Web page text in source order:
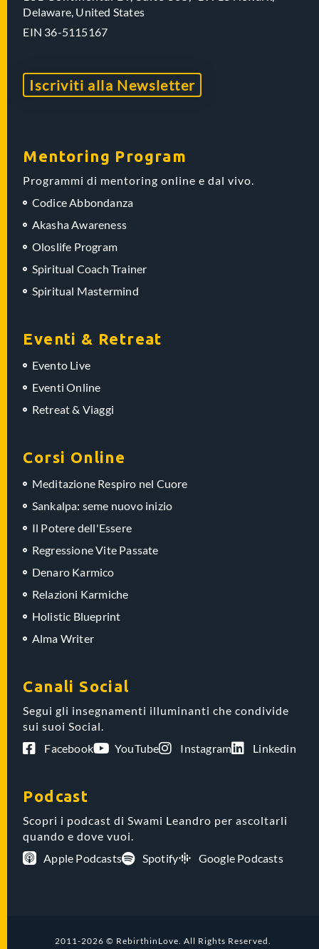
Delaware, United States
EIN 36-5115167
Iscriviti alla Newsletter
Mentoring Program
Programmi di mentoring online e dal vivo.
Codice Abbondanza
Akasha Awareness
Oloslife Program
Spiritual Coach Trainer
Spiritual Mastermind
Eventi & Retreat
Evento Live
Eventi Online
Retreat & Viaggi
Corsi Online
Meditazione Respiro nel Cuore
Sankalpa: seme nuovo inizio
Il Potere dell'Essere
Regressione Vite Passate
Denaro Karmico
Relazioni Karmiche
Holistic Blueprint
Alma Writer
Canali Social
Segui gli insegnamenti illuminanti che condivide
sui suoi Social.
Facebook
YouTube Instagram Linkedin
Podcast
Scopri i podcast di Swami Leandro per ascoltarli
quando e dove vuoi.
Apple Podcasts
Spotify Google Podcasts
2011-2026 © RebirthinLove. All Rights Reserved.